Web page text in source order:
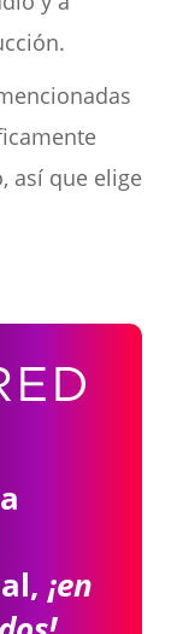
así que elige
¡en